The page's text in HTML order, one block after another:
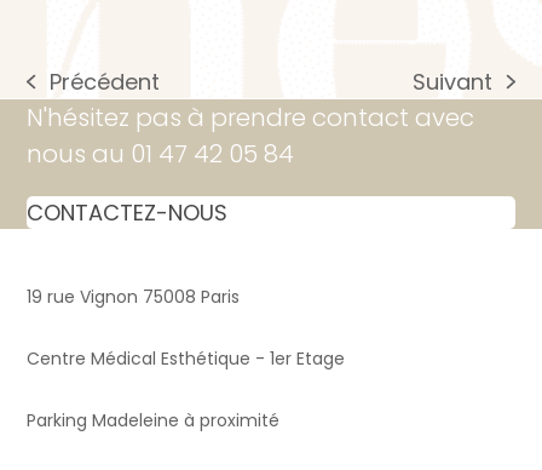
previous
post:
Précédent
next
post:
Suivant
N'hésitez pas à prendre contact avec
nous au 01 47 42 05 84
CONTACTEZ-NOUS
19 rue Vignon 75008 Paris
Centre Médical Esthétique - 1er Etage
Parking Madeleine à proximité